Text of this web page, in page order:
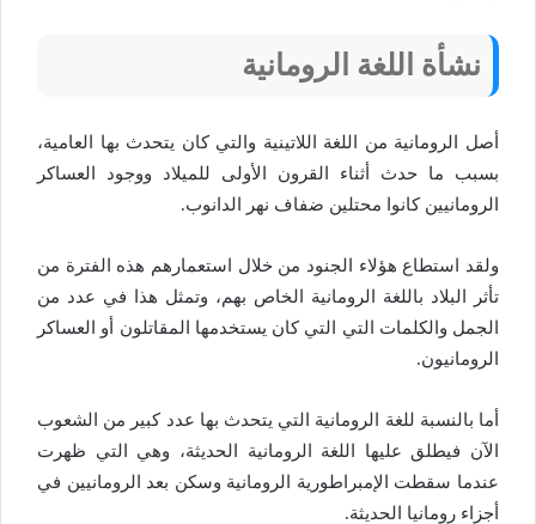
نشأة اللغة الرومانية
أصل الرومانية من اللغة اللاتينية والتي كان يتحدث بها العامية،
بسبب ما حدث أثناء القرون الأولى للميلاد ووجود العساكر
الرومانيين كانوا محتلين ضفاف نهر الدانوب.
ولقد استطاع هؤلاء الجنود من خلال استعمارهم هذه الفترة من
تأثر البلاد باللغة الرومانية الخاص بهم، وتمثل هذا في عدد من
الجمل والكلمات التي التي كان يستخدمها المقاتلون أو العساكر
الرومانيون.
أما بالنسبة للغة الرومانية التي يتحدث بها عدد كبير من الشعوب
الآن فيطلق عليها اللغة الرومانية الحديثة، وهي التي ظهرت
عندما سقطت الإمبراطورية الرومانية وسكن بعد الرومانيين في
أجزاء رومانيا الحديثة.